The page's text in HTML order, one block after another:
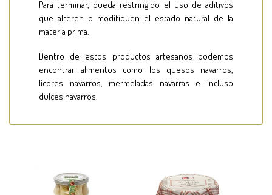
Para terminar, queda restringido el uso de aditivos
que alteren o modifiquen el estado natural de la
materia prima.
Dentro de estos productos artesanos podemos
encontrar alimentos como los quesos navarros,
licores navarros, mermeladas navarras e incluso
dulces navarros.